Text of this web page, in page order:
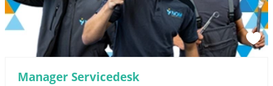
Manager Servicedesk